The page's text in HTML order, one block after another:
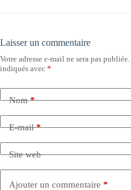
Laisser un commentaire
Votre adresse e-mail ne sera pas publiée.
indiqués avec *
Nom*
E-mail*
Site web
Ajouter un commentaire *